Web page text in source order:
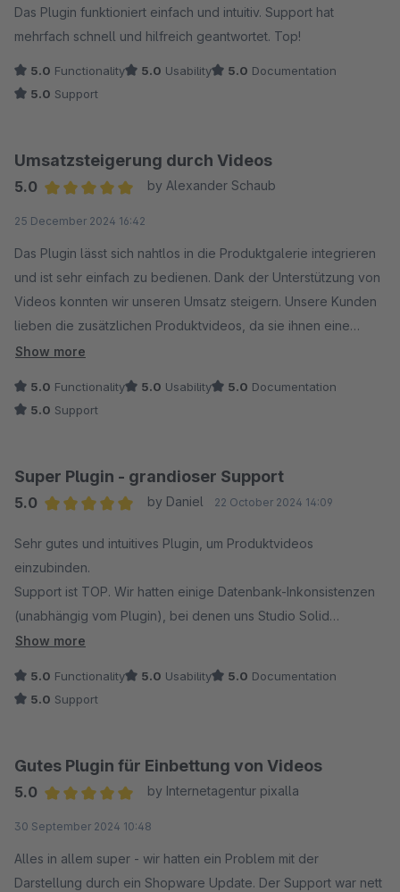
Das Plugin funktioniert einfach und intuitiv. Support hat
mehrfach schnell und hilfreich geantwortet. Top!
5.0 Functionality 5.0 Usability 5.0 Documentation
5.0 Support
Umsatzsteigerung durch Videos
5.0
by Alexander Schaub
25 December 2024 16:42
Das Plugin lässt sich nahtlos in die Produktgalerie integrieren
und ist sehr einfach zu bedienen. Dank der Unterstützung von
Videos konnten wir unseren Umsatz steigern. Unsere Kunden
lieben die zusätzlichen Produktvideos, da sie ihnen eine
bessere Kaufentscheidung ermöglichen. Eine klare
Show more
5.0 Functionality 5.0 Usability 5.0 Documentation
5.0 Support
Super Plugin - grandioser Support
5.0
by Daniel 22 October 2024 14:09
Sehr gutes und intuitives Plugin, um Produktvideos
einzubinden.
Support ist TOP. Wir hatten einige Datenbank-Inkonsistenzen
(unabhängig vom Plugin), bei denen uns Studio Solid
mehrfach unterstützt hat und bei der Behebung des Problems
Show more
5.0 Functionality 5.0 Usability 5.0 Documentation
5.0 Support
Gutes Plugin für Einbettung von Videos
5.0
by Internetagentur pixalla
30 September 2024 10:48
Alles in allem super - wir hatten ein Problem mit der
Darstellung durch ein Shopware Update. Der Support war nett